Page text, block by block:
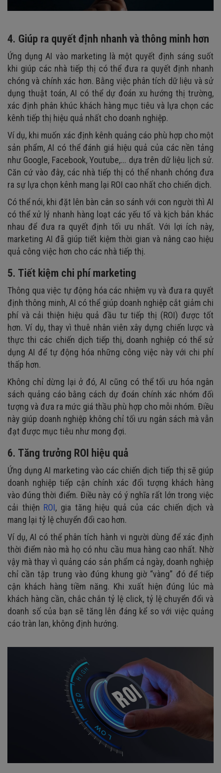
4. Giúp ra quyết định nhanh và thông minh hơn
Ứng dụng AI vào marketing là một quyết định sáng suốt
khi giúp các nhà tiếp thị có thể đưa ra quyết định nhanh
chóng và chính xác hơn. Bằng việc phân tích dữ liệu và sử
dụng thuật toán, AI có thể dự đoán xu hướng thị trường,
xác định phân khúc khách hàng mục tiêu và lựa chọn các
kênh tiếp thị hiệu quả nhất cho doanh nghiệp.
Ví dụ, khi muốn xác định kênh quảng cáo phù hợp cho một
sản phẩm, AI có thể đánh giá hiệu quả của các nền tảng
như Google, Facebook, Youtube,... dựa trên dữ liệu lịch sử.
Căn cứ vào đây, các nhà tiếp thị có thể nhanh chóng đưa
ra sự lựa chọn kênh mang lại ROI cao nhất cho chiến dịch.
Có thể nói, khi đặt lên bàn cân so sánh với con người thì AI
có thể xử lý nhanh hàng loạt các yếu tố và kịch bản khác
nhau để đưa ra quyết định tối ưu nhất. Với lợi ích này,
marketing AI đã giúp tiết kiệm thời gian và nâng cao hiệu
quả công việc hơn cho các nhà tiếp thị.
5. Tiết kiệm chi phí marketing
Thông qua việc tự động hóa các nhiệm vụ và đưa ra quyết
định thông minh, AI có thể giúp doanh nghiệp cắt giảm chi
phí và cải thiện hiệu quả đầu tư tiếp thị (ROI) được tốt
hơn. Ví dụ, thay vì thuê nhân viên xây dựng chiến lược và
thực thi các chiến dịch tiếp thị, doanh nghiệp có thể sử
dụng AI để tự động hóa những công việc này với chi phí
thấp hơn.
Không chỉ dừng lại ở đó, AI cũng có thể tối ưu hóa ngân
sách quảng cáo bằng cách dự đoán chính xác nhóm đối
tượng và đưa ra mức giá thầu phù hợp cho mỗi nhóm. Điều
này giúp doanh nghiệp không chỉ tối ưu ngân sách mà vẫn
đạt được mục tiêu như mong đợi.
6. Tăng trưởng ROI hiệu quả
Ứng dụng AI marketing vào các chiến dịch tiếp thị sẽ giúp
doanh nghiệp tiếp cận chính xác đối tượng khách hàng
vào đúng thời điểm. Điều này có ý nghĩa rất lớn trong việc
cải thiện ROI, gia tăng hiệu quả của các chiến dịch và
mang lại tỷ lệ chuyển đổi cao hơn.
Ví dụ, AI có thể phân tích hành vi người dùng để xác định
thời điểm nào mà họ có nhu cầu mua hàng cao nhất. Nhờ
vậy mà thay vì quảng cáo sản phẩm cả ngày, doanh nghiệp
chỉ cần tập trung vào đúng khung giờ “vàng” đó để tiếp
cận khách hàng tiềm năng. Khi xuất hiện đúng lúc mà
khách hàng cần, chắc chắn tỷ lệ click, tỷ lệ chuyển đổi và
doanh số của bạn sẽ tăng lên đáng kể so với việc quảng
cáo tràn lan, không định hướng.